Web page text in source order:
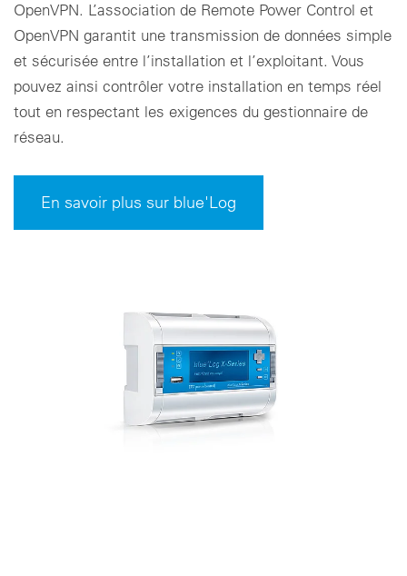
OpenVPN. L’association de Remote Power Control et
OpenVPN garantit une transmission de données simple
et sécurisée entre l’installation et l’exploitant. Vous
pouvez ainsi contrôler votre installation en temps réel
tout en respectant les exigences du gestionnaire de
réseau.
En savoir plus sur blue'Log